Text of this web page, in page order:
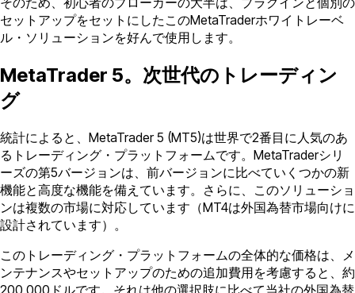
セットアップをセットにしたこのMetaTraderホワイトレーベ
ル・ソリューションを好んで使用します。
MetaTrader 5。次世代のトレーディン
グ
統計によると、MetaTrader 5 (MT5)は世界で2番目に人気のあ
るトレーディング・プラットフォームです。MetaTraderシリ
ーズの第5バージョンは、前バージョンに比べていくつかの新
機能と高度な機能を備えています。さらに、このソリューショ
ンは複数の市場に対応しています（MT4は外国為替市場向けに
設計されています）。
このトレーディング・プラットフォームの全体的な価格は、メ
ンテナンスやセットアップのための追加費用を考慮すると、約